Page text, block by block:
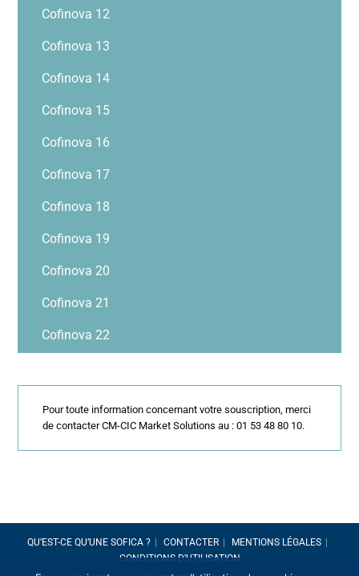
Cofinova 12
Cofinova 13
Cofinova 14
Cofinova 15
Cofinova 16
Cofinova 17
Cofinova 18
Cofinova 19
Cofinova 20
Cofinova 21
Cofinova 22
Pour toute information concernant votre souscription, merci
de contacter CM-CIC Market Solutions au : 01 53 48 80 10.
QU’EST-CE QU’UNE SOFICA ? CONTACTER
MENTIONS LÉGALES
CONDITIONS D’UTILISATION